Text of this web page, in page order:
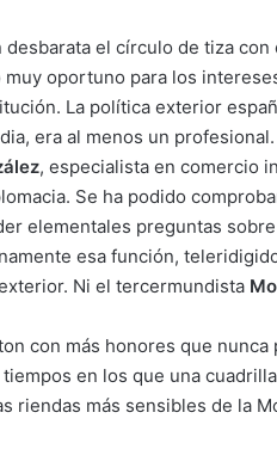
el círculo de tiza
oportuno para los
La política exterior
era al menos un
, especialista en comercio
Se ha podido
elementales preguntas sobre
esa función,
Ni el tercermundista
con más honores que
en los que una
riendas más sensibles de la